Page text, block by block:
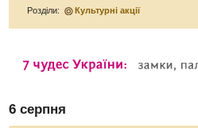
Розділи: Культурні акції
6 серпня